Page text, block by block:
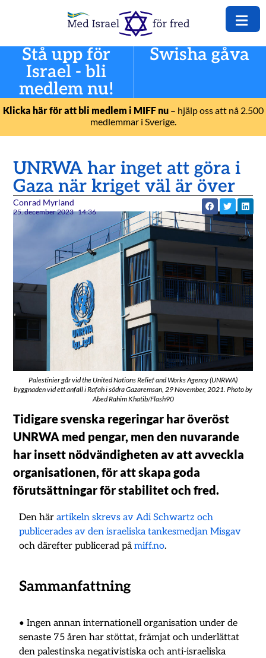
Stå upp för
Israel - bli
medlem nu!
Swisha gåva
Klicka här för att bli medlem i MIFF nu– hjälp oss att nå 2.500
medlemmar i Sverige.
UNRWA har inget att göra i
Gaza när kriget väl är över
Conrad Myrland
25. december 2023 14:36
Palestinier går vid the United Nations Relief and Works Agency (UNRWA)
byggnaden vid ett anfall i Rafah i södra Gazaremsan, 29 November, 2021. Photo by
Abed Rahim Khatib/Flash90
Tidigare svenska regeringar har överöst
UNRWA med pengar, men den nuvarande
har insett nödvändigheten av att avveckla
organisationen, för att skapa goda
förutsättningar för stabilitet och fred.
Den härartikeln skrevs av Adi Schwartz och
publicerades av den israeliska tankesmedjan Misgav
och därefter publicerad påmiff.no.
Sammanfattning
• Ingen annan internationell organisation under de
senaste 75 åren har stöttat, främjat och underlättat
den palestinska negativistiska och anti-israeliska